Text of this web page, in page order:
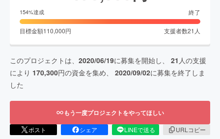
154%達成 終了
目標金額110,000円 支援者数21 人
このプロジェクトは、 2020/06/19に募集を開始し、 21 人の支援
により 170,300円の資金を集め、 2020/09/02に募集を終了しま
した
もう一度プロジェクトをやってほしい
ポスト シェア LINEで送る
URLコピー